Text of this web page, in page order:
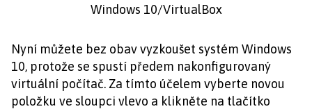
Windows 10/VirtualBox
Nyní můžete bez obav vyzkoušet systém Windows
10, protože se spustí předem nakonfigurovaný
virtuální počítač. Za tímto účelem vyberte novou
položku ve sloupci vlevo a klikněte na tlačítko